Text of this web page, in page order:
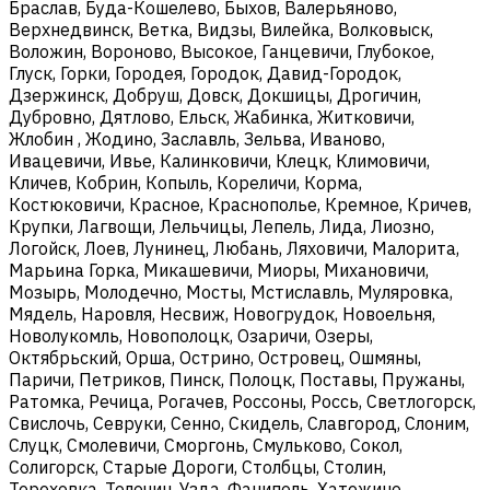
Браслав, Буда-Кошелево, Быхов, Валерьяново,
Верхнедвинск, Ветка, Видзы, Вилейка, Волковыск,
Воложин, Вороново, Высокое, Ганцевичи, Глубокое,
Глуск, Горки, Городея, Городок, Давид-Городок,
Дзержинск, Добруш, Довск, Докшицы, Дрогичин,
Дубровно, Дятлово, Ельск, Жабинка, Житковичи,
Жлобин , Жодино, Заславль, Зельва, Иваново,
Ивацевичи, Ивье, Калинковичи, Клецк, Климовичи,
Кличев, Кобрин, Копыль, Кореличи, Корма,
Костюковичи, Красное, Краснополье, Кремное, Кричев,
Крупки, Лагвощи, Лельчицы, Лепель, Лида, Лиозно,
Логойск, Лоев, Лунинец, Любань, Ляховичи, Малорита,
Марьина Горка, Микашевичи, Миоры, Михановичи,
Мозырь, Молодечно, Мосты, Мстиславль, Муляровка,
Мядель, Наровля, Несвиж, Новогрудок, Новоельня,
Новолукомль, Новополоцк, Озаричи, Озеры,
Октябрьский, Орша, Острино, Островец, Ошмяны,
Паричи, Петриков, Пинск, Полоцк, Поставы, Пружаны,
Ратомка, Речица, Рогачев, Россоны, Россь, Светлогорск,
Свислочь, Севруки, Сенно, Скидель, Славгород, Слоним,
Слуцк, Смолевичи, Сморгонь, Смульково, Сокол,
Солигорск, Старые Дороги, Столбцы, Столин,